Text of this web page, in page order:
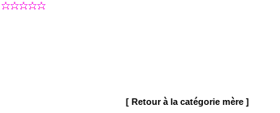
[ Retour à la catégorie mère ]